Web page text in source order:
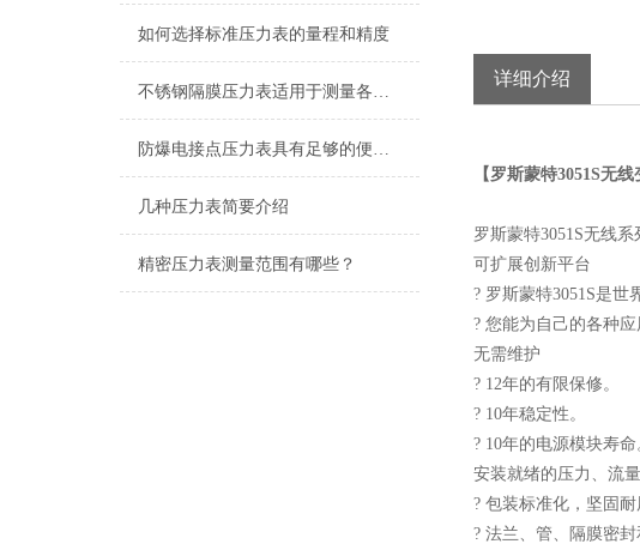
如何选择标准压力表的量程和精度
不锈钢隔膜压力表适用于测量各种酸、碱等腐蚀性介质
防爆电接点压力表具有足够的便携性，方便操作人员进行测试和调整
几种压力表简要介绍
精密压力表测量范围有哪些？
详细介绍
【罗斯蒙特3051S无
罗斯蒙特3051S无线
可扩展创新平台
? 罗斯蒙特3051S是
? 您能为自己的各种
无需维护
? 12年的有限保修。
? 10年稳定性。
? 10年的电源模块寿命
安装就绪的压力、流
? 包装标准化，坚固
? 法兰、管、隔膜密